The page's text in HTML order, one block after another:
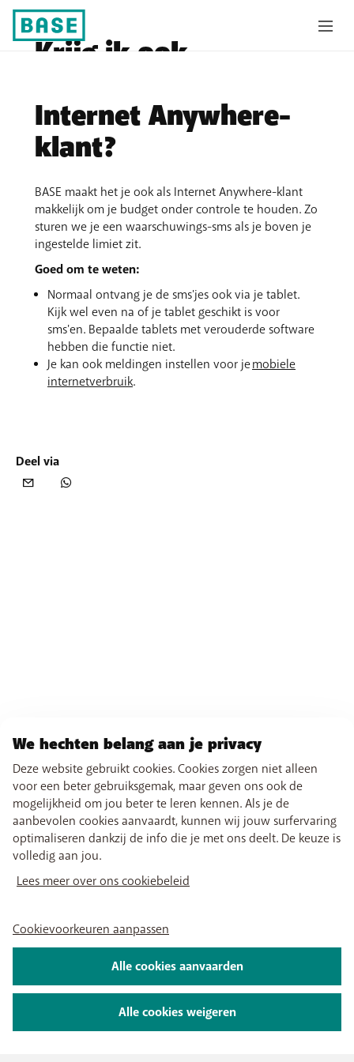
Krijg ik ook
Internet Anywhere-
klant?
BASE maakt het je ook als Internet Anywhere-klant
makkelijk om je budget onder controle te houden. Zo
sturen we je een waarschuwings-sms als je boven je
ingestelde limiet zit.
Goed om te weten:
Normaal ontvang je de sms'jes ook via je tablet.
Kijk wel even na of je tablet geschikt is voor
sms'en. Bepaalde tablets met verouderde software
hebben die functie niet.
Je kan ook meldingen instellen voor jemobiele
internetverbruik.
Deel via
We hechten belang aan je privacy
Deze website gebruikt cookies. Cookies zorgen niet alleen
voor een beter gebruiksgemak, maar geven ons ook de
mogelijkheid om jou beter te leren kennen. Als je de
aanbevolen cookies aanvaardt, kunnen wij jouw surfervaring
optimaliseren dankzij de info die je met ons deelt. De keuze is
volledig aan jou.
Lees meer over ons cookiebeleid
Cookievoorkeuren aanpassen
Alle cookies weigeren
Alle cookies aanvaarden